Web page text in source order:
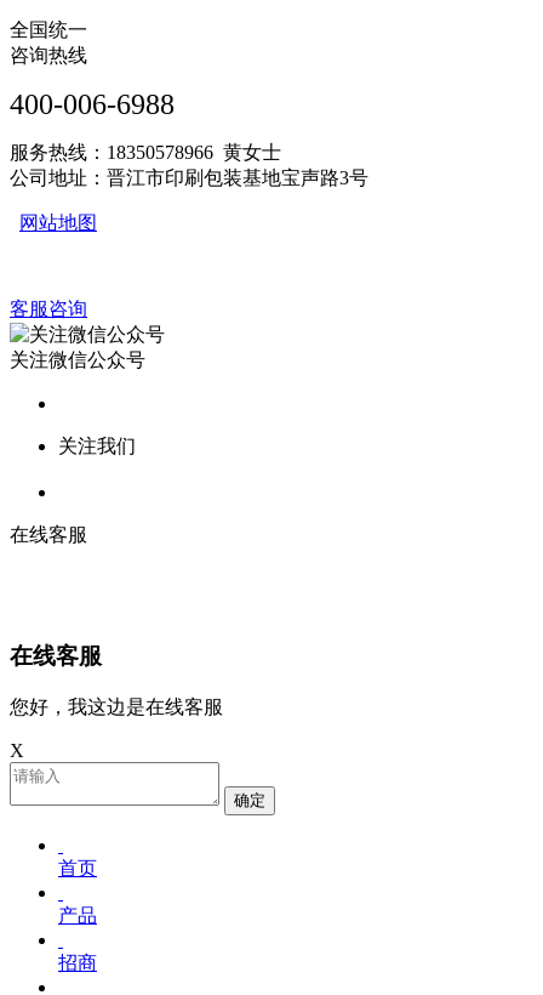
全国统一
咨询热线
400-006-6988
服务热线：18350578966 黄女士
公司地址：晋江市印刷包装基地宝声路3号
网站地图
客服咨询
关注微信公众号
关注我们
在线客服
在线客服
您好，我这边是在线客服
X
确定
首页
产品
招商